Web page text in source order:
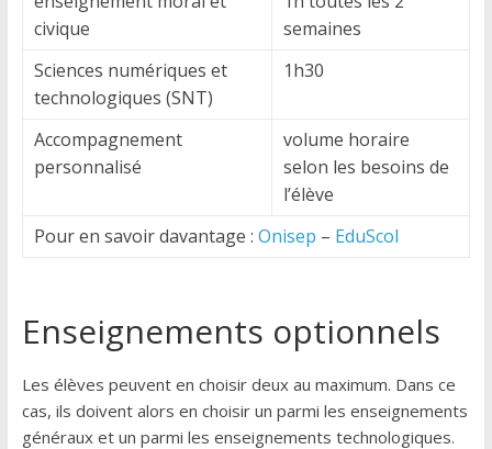
civique
semaines
Sciences numériques et
technologiques (SNT)
1h30
Accompagnement
personnalisé
volume horaire
selon les besoins de
l’élève
Pour en savoir davantage : Onisep – EduScol
Enseignements optionnels
Les élèves peuvent en choisir deux au maximum. Dans ce
cas, ils doivent alors en choisir un parmi les enseignements
généraux et un parmi les enseignements technologiques.